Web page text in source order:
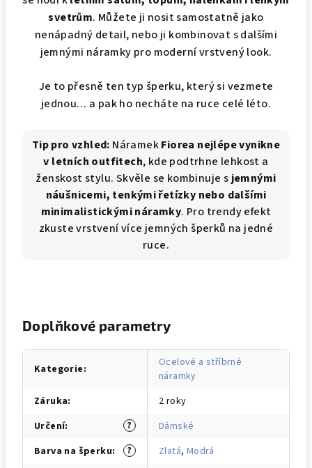
svetrům. Můžete ji nosit samostatně jako
nenápadný detail, nebo ji kombinovat s dalšími
jemnými náramky pro moderní vrstvený look.
Je to přesně ten typ šperku, který si vezmete
jednou… a pak ho necháte na ruce celé léto.
Tip pro vzhled: NáramekFiorea nejlépe vynikne
v letních outfitech, kde podtrhne lehkost a
ženskost stylu. Skvěle se kombinuje s jemnými
náušnicemi, tenkými řetízky nebo dalšími
minimalistickými náramky. Pro trendy efekt
zkuste vrstvení více jemných šperků na jedné
ruce.
Doplňkové parametry
Kategorie:
Ocelové a stříbrné
náramky
Záruka:
2 roky
?
Určení:
Dámské
?
Barva na šperku: Zlatá, Modrá